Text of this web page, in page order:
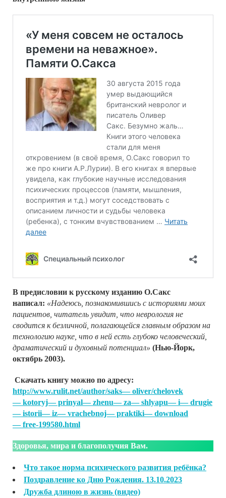
В предисловии к русскому изданию О.Сакс
написал: «Надеюсь, познакомившись с историями моих
пациентов, читатель увидит, что неврология не
сводится к безличной, полагающейся главным образом на
технологию науке, что в ней есть глубоко человеческий,
драматический и духовный потенциал» (Нью-Йорк,
октябрь 2003).
Cкачать книгу можно по адресу:
http://www.rulit.net/author/saks— oliver/chelovek
— kotoryj— prinyal— zhenu— za— shlyapu— i— drugie
— istorii— iz— vrachebnoj— praktiki— download
— free-199580.html
Здоровья, мира и благополучия Вам.
Что такое норма психического развития ребёнка?
Поздравление ко Дню Рождения. 13.10.2023
Дружба длиною в жизнь (видео)